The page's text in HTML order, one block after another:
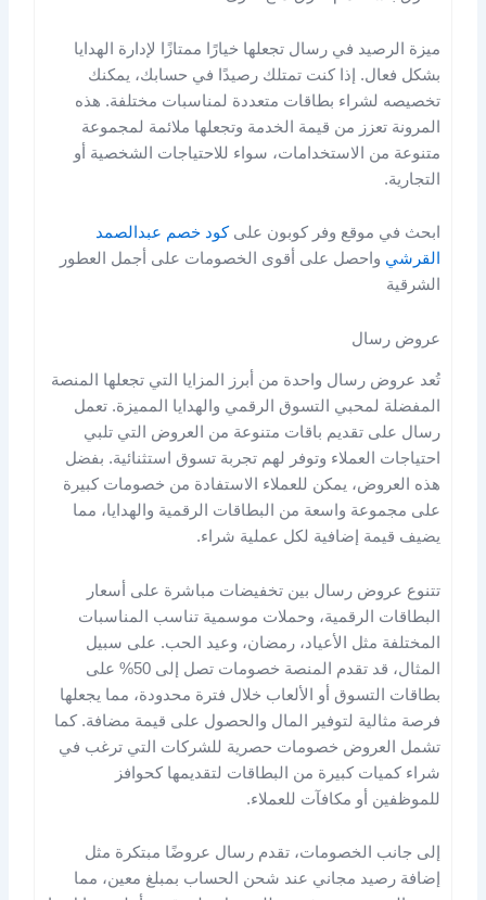
ميزة الرصيد في رسال تجعلها خيارًا ممتازًا لإدارة الهدايا
بشكل فعال. إذا كنت تمتلك رصيدًا في حسابك، يمكنك
تخصيصه لشراء بطاقات متعددة لمناسبات مختلفة. هذه
المرونة تعزز من قيمة الخدمة وتجعلها ملائمة لمجموعة
متنوعة من الاستخدامات، سواء للاحتياجات الشخصية أو
التجارية.
ابحث في موقع وفر كوبون علىكود خصم عبدالصمد
القرشي واحصل على أقوى الخصومات على أجمل العطور
الشرقية
عروض رسال
تُعد عروض رسال واحدة من أبرز المزايا التي تجعلها المنصة
المفضلة لمحبي التسوق الرقمي والهدايا المميزة. تعمل
رسال على تقديم باقات متنوعة من العروض التي تلبي
احتياجات العملاء وتوفر لهم تجربة تسوق استثنائية. بفضل
هذه العروض، يمكن للعملاء الاستفادة من خصومات كبيرة
على مجموعة واسعة من البطاقات الرقمية والهدايا، مما
يضيف قيمة إضافية لكل عملية شراء.
تتنوع عروض رسال بين تخفيضات مباشرة على أسعار
البطاقات الرقمية، وحملات موسمية تناسب المناسبات
المختلفة مثل الأعياد، رمضان، وعيد الحب. على سبيل
المثال، قد تقدم المنصة خصومات تصل إلى 50% على
بطاقات التسوق أو الألعاب خلال فترة محدودة، مما يجعلها
فرصة مثالية لتوفير المال والحصول على قيمة مضافة. كما
تشمل العروض خصومات حصرية للشركات التي ترغب في
شراء كميات كبيرة من البطاقات لتقديمها كحوافز
للموظفين أو مكافآت للعملاء.
إلى جانب الخصومات، تقدم رسال عروضًا مبتكرة مثل
إضافة رصيد مجاني عند شحن الحساب بمبلغ معين، مما